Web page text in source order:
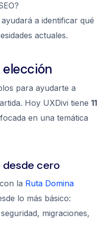
a identificar qué
actuales.
para ayudarte a
Hoy UXDivi tiene 11
en una temática
desde cero
la Ruta Domina
lo más básico:
migraciones,